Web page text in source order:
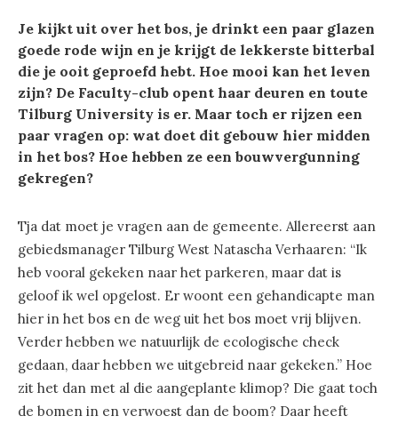
Je kijkt uit over het bos, je drinkt een paar glazen
goede rode wijn en je krijgt de lekkerste bitterbal
die je ooit geproefd hebt. Hoe mooi kan het leven
zijn? De Faculty-club opent haar deuren en toute
Tilburg University is er. Maar toch er rijzen een
paar vragen op: wat doet dit gebouw hier midden
in het bos? Hoe hebben ze een bouwvergunning
gekregen?
Tja dat moet je vragen aan de gemeente. Allereerst aan
gebiedsmanager Tilburg West Natascha Verhaaren: “Ik
heb vooral gekeken naar het parkeren, maar dat is
geloof ik wel opgelost. Er woont een gehandicapte man
hier in het bos en de weg uit het bos moet vrij blijven.
Verder hebben we natuurlijk de ecologische check
gedaan, daar hebben we uitgebreid naar gekeken.” Hoe
zit het dan met al die aangeplante klimop? Die gaat toch
de bomen in en verwoest dan de boom? Daar heeft